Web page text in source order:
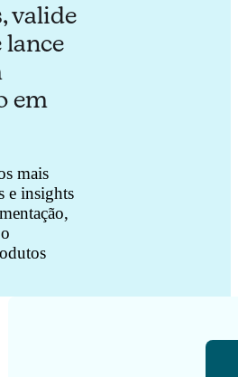
valide
lance
em
mais
e insights